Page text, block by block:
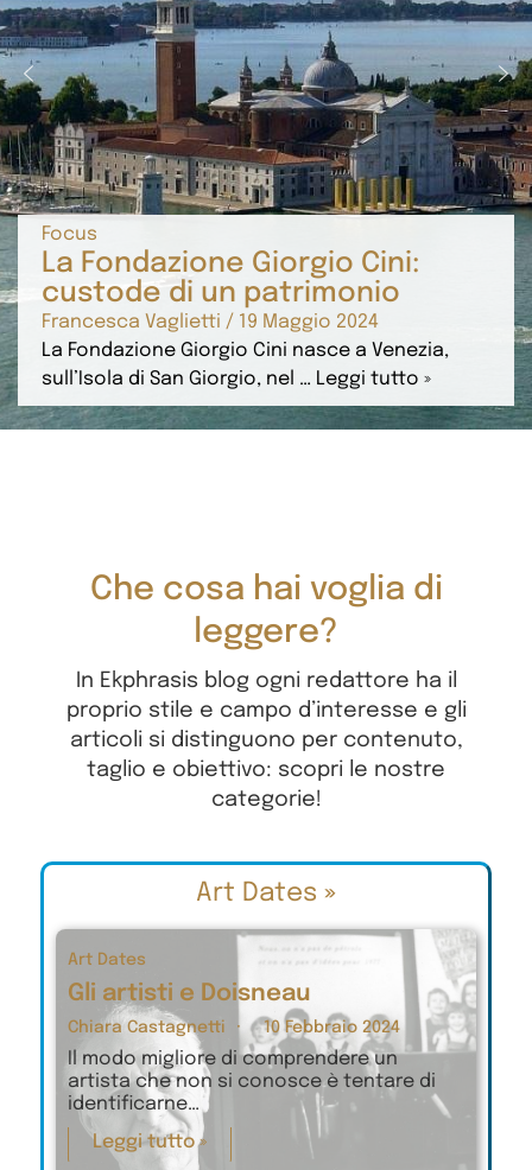
Focus
La Fondazione Giorgio Cini:
custode di un patrimonio
Francesca Vaglietti / 19 Maggio 2024
La Fondazione Giorgio Cini nasce a Venezia,
sull’Isola di San Giorgio, nel … Leggi tutto »
Che cosa hai voglia di
leggere?
In Ekphrasis blog ogni redattore ha il
proprio stile e campo d’interesse e gli
articoli si distinguono per contenuto,
taglio e obiettivo: scopri le nostre
categorie!
Art Dates »
Art Dates
Gli artisti e Doisneau
Chiara Castagnetti 10 Febbraio 2024
Il modo migliore di comprendere un
artista che non si conosce è tentare di
identificarne…
Leggi tutto »